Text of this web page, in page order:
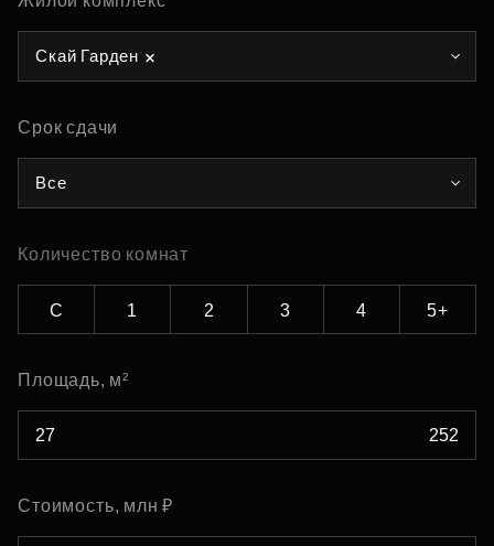
Скай Гарден
Срок сдачи
Все
Количество комнат
С 1 2 3 4 5+
Площадь, м²
Стоимость, млн ₽